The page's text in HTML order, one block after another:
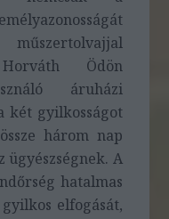
Ödön
áruházi
két gyilkosságot
három nap
ügyészségnek. A
hatalmas
elfogását,